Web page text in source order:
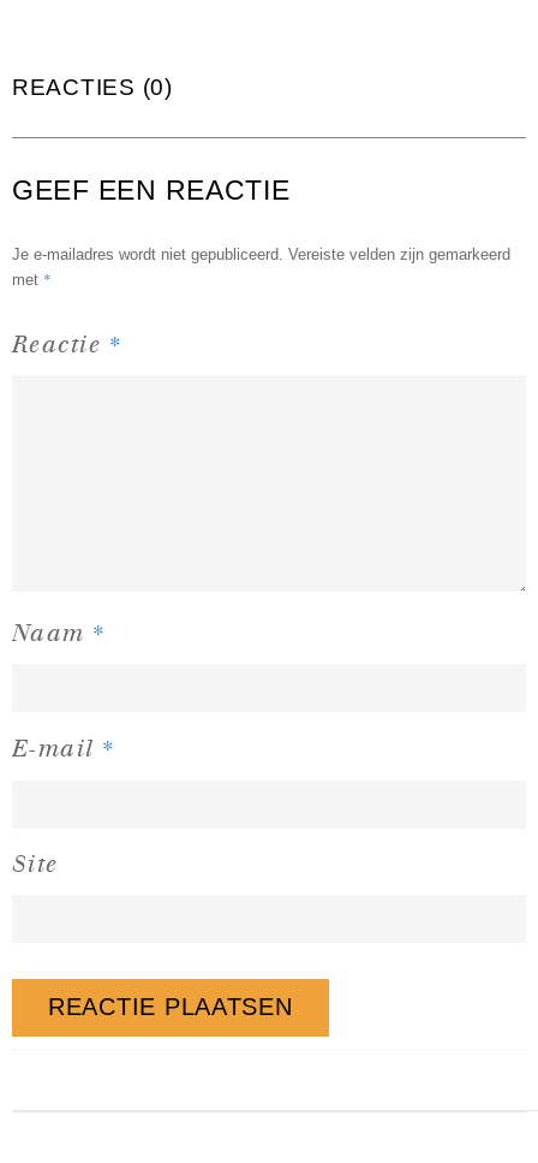
REACTIES (0)
GEEF EEN REACTIE
Je e-mailadres wordt niet gepubliceerd. Vereiste velden zijn gemarkeerd
met *
Reactie *
Naam *
E-mail *
Site